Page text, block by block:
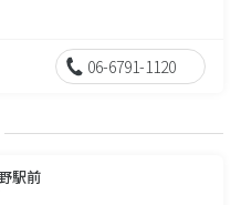
06-6791-1120
駅前